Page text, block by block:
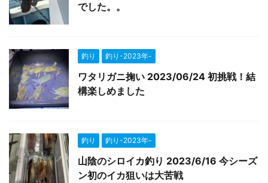
でした。。
釣り 釣り-2023年-
ワタリガニ掬い 2023/06/24 初挑戦！結
構楽しめました
釣り 釣り-2023年-
山陰のシロイカ釣り 2023/6/16 今シーズ
ン初のイカ狙いは大苦戦